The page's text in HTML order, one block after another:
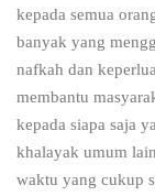
kepada semua
banyak yang
nafkah dan
membantu
kepada siapa saja
khalayak umum
waktu yang cukup